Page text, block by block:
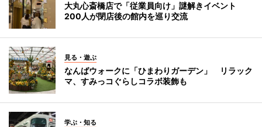
大丸心斎橋店で「従業員向け」謎解きイベント
200人が閉店後の館内を巡り交流
見る・遊ぶ
なんばウォークに「ひまわりガーデン」 リラック
マ、すみっコぐらしコラボ装飾も
学ぶ・知る